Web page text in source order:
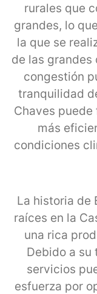
rurales que
grandes, lo
la que se
de las
congestión
tranquilidad
Chaves
más
condiciones
La historia de
raíces en la
una rica
Debido a su
servicios
esfuerza por